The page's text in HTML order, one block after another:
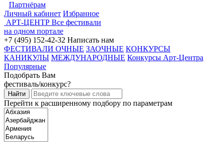
Партнёрам
Личный кабинет Избранное
АРТ-ЦЕНТР Все фестивали
на одном портале
+7 (495) 152-42-32 Написать нам
ФЕСТИВАЛИ ОЧНЫЕ ЗАОЧНЫЕ КОНКУРСЫ
КАНИКУЛЫ МЕЖДУНАРОДНЫЕ Конкурсы Арт-Центра
Популярные
Подобрать Вам
фестиваль/конкурс?
Перейти к расширенному подбору по параметрам